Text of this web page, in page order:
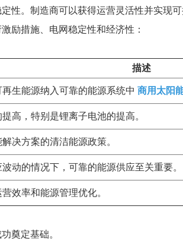
性。制造商可以获得运营灵活性并实现
励措施、电网稳定性和经济性：
描述
再生能源纳入可靠的能源系统中商用太阳
高，特别是锂离子电池的提高。
决方案的清洁能源政策。
动的情况下，可靠的能源供应至关重要。
效率和能源管理优化。
奠定基础。